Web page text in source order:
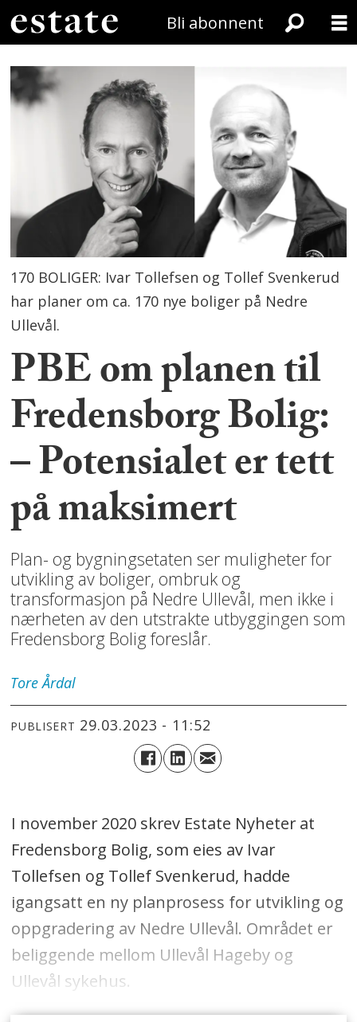
Bli abonnent
170 BOLIGER: Ivar Tollefsen og Tollef Svenkerud
har planer om ca. 170 nye boliger på Nedre
Ullevål.
PBE om planen til
Fredensborg Bolig:
– Potensialet er tett
på maksimert
Plan- og bygningsetaten ser muligheter for
utvikling av boliger, ombruk og
transformasjon på Nedre Ullevål, men ikke i
nærheten av den utstrakte utbyggingen som
Fredensborg Bolig foreslår.
Tore Årdal
PUBLISERT 29.03.2023 - 11:52
I november 2020 skrev Estate Nyheter at
Fredensborg Bolig, som eies av Ivar
Tollefsen og Tollef Svenkerud, hadde
igangsatt en ny planprosess for utvikling og
oppgradering av Nedre Ullevål. Området er
beliggende mellom Ullevål Hageby og
Ullevål sykehus.